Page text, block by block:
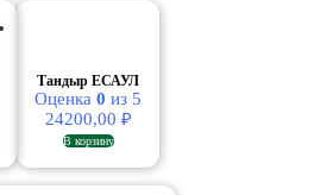
Тандыр ЕСАУЛ
Оценка 0 из 5
24200,00 ₽
В корзину